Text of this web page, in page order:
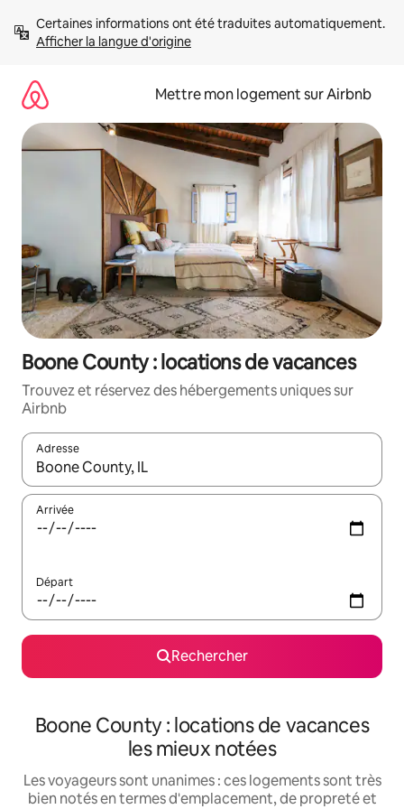
directement
Afficher la langue d'origine
Mettre mon logement sur Airbnb
Boone County : locations de vacances
Trouvez et réservez des hébergements uniques sur
Airbnb
Adresse
Lorsque les résultats s'affichent, utilisez les flèches vers le
Arrivée
Départ
Rechercher
Boone County : locations de vacances
les mieux notées
Les voyageurs sont unanimes : ces logements sont très
bien notés en termes d'emplacement, de propreté et